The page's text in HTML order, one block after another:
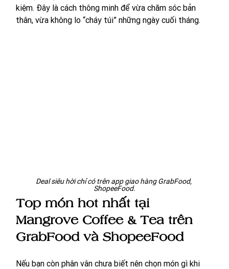
kiệm. Đây là cách thông minh để vừa chăm sóc bản
thân, vừa không lo “cháy túi” những ngày cuối tháng.
Deal siêu hời chỉ có trên app giao hàng GrabFood,
ShopeeFood.
Top món hot nhất tại
Mangrove Coffee & Tea trên
GrabFood và ShopeeFood
Nếu bạn còn phân vân chưa biết nên chọn món gì khi